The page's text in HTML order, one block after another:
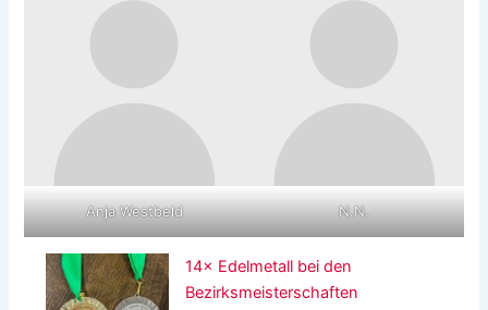
Anja Westbeld N.N.
14× Edelmetall bei den
Bezirksmeisterschaften